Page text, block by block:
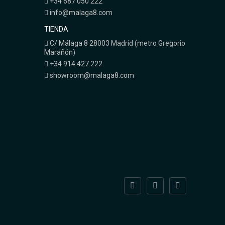
info@malaga8.com
TIENDA
C/ Málaga 8 28003 Madrid (metro Gregorio
Marañón)
+34 914 427 222
showroom@malaga8.com